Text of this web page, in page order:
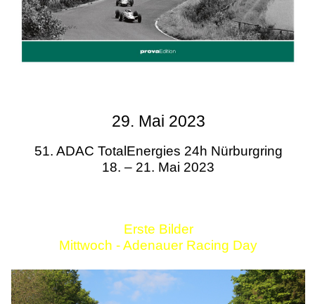
29. Mai 2023
51. ADAC TotalEnergies 24h Nürburgring
18. – 21. Mai 2023
Erste Bilder
Mittwoch - Adenauer Racing Day